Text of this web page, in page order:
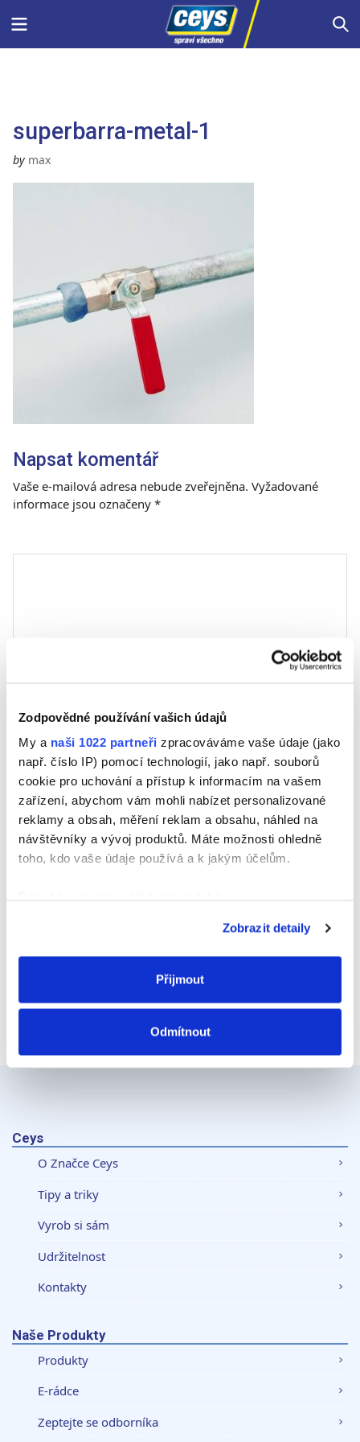
Zodpovědné používání vašich údajů
My a naši 1022 partneři zpracováváme vaše údaje (jako
např. číslo IP) pomocí technologií, jako např. souborů
cookie pro uchování a přístup k informacím na vašem
zařízení, abychom vám mohli nabízet personalizované
reklamy a obsah, měření reklam a obsahu, náhled na
návštěvníky a vývoj produktů. Máte možnosti ohledně
toho, kdo vaše údaje používá a k jakým účelům.
poloze, které mohou být přesné na několik metrů
Identifikovali vaše zařízení pomocí aktivního
skenování pro konkrétní charakteristiky (otisk prstu)
Zjistěte více o tom, jak zpracováváme vaše osobní
Svůj souhlas můžete kdykoliv změnit nebo odvolat v
části Prohlášení o souborech cookie.
soubory cookie. Informace o tom, jak náš web používáte,
analýzy. Partneři tyto údaje mohou zkombinovat s
dalšími informacemi, které jste jim poskytli nebo které
Zobrazit detaily
Přijmout
Odmítnout
Menu
superbarra-metal-1
by max
Napsat komentář
Vaše e-mailová adresa nebude zveřejněna. Vyžadované
informace jsou označeny *
Jméno
E-mail
Ceys
O Značce Ceys
Tipy a triky
Vyrob si sám
Udržitelnost
Kontakty
Naše Produkty
Produkty
E-rádce
Zeptejte se odborníka